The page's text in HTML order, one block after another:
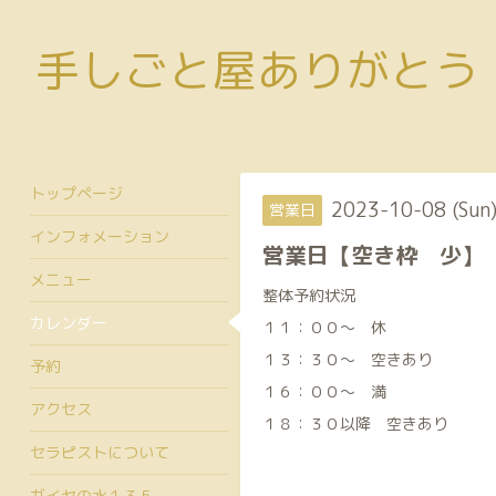
手しごと屋ありがとう
営業日 2023-10-08 (Sun)
営業日【空き枠 少】
整体予約状況
１１：００～ 休
１３：３０～ 空きあり
１６：００～ 満
１８：３０以降 空きあり
トップページ
インフォメーション
メニュー
カレンダー
予約
アクセス
セラピストについて